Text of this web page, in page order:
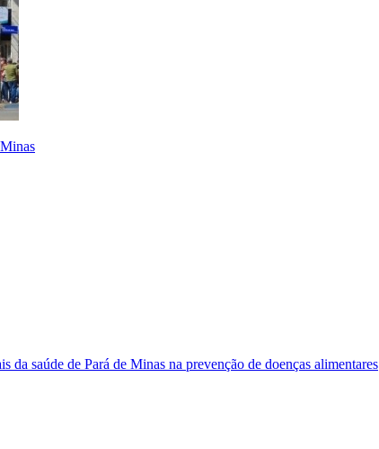
da saúde de Pará de Minas na prevenção de doenças alimentares